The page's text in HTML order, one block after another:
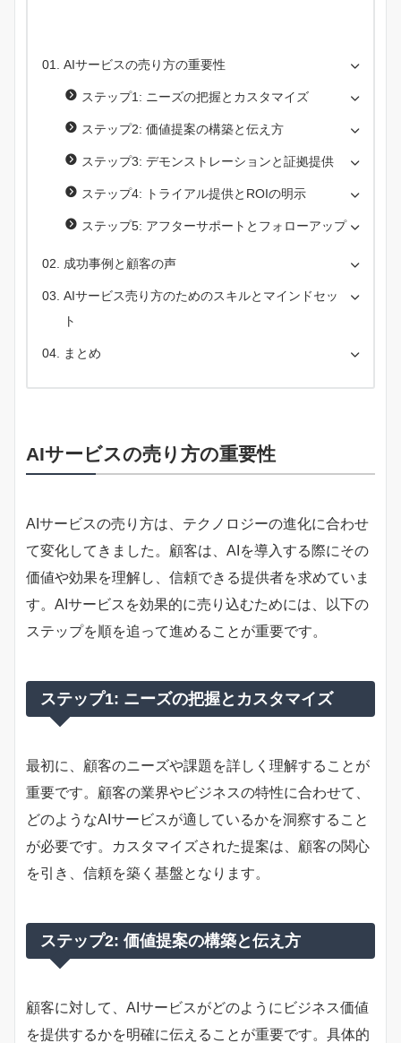
AIサービスの売り方の重要性
ステップ1: ニーズの把握とカスタマイズ
ステップ2: 価値提案の構築と伝え方
ステップ3: デモンストレーションと証拠提供
ステップ4: トライアル提供とROIの明示
ステップ5: アフターサポートとフォローアップ
成功事例と顧客の声
AIサービス売り方のためのスキルとマインドセッ
ト
まとめ
AIサービスの売り方の重要性
AIサービスの売り方は、テクノロジーの進化に合わせ
て変化してきました。顧客は、AIを導入する際にその
価値や効果を理解し、信頼できる提供者を求めていま
す。AIサービスを効果的に売り込むためには、以下の
ステップを順を追って進めることが重要です。
ステップ1: ニーズの把握とカスタマイズ
最初に、顧客のニーズや課題を詳しく理解することが
重要です。顧客の業界やビジネスの特性に合わせて、
どのようなAIサービスが適しているかを洞察すること
が必要です。カスタマイズされた提案は、顧客の関心
を引き、信頼を築く基盤となります。
ステップ2: 価値提案の構築と伝え方
顧客に対して、AIサービスがどのようにビジネス価値
を提供するかを明確に伝えることが重要です。具体的